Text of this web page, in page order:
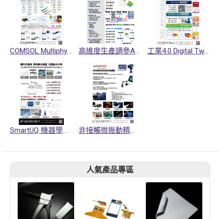
COMSOL Multiphysics多物理量耦合模擬軟體 高維度生產調參AI DOE分析平台 工業4.0 Digital Twin驗證模擬架構
SmartUQ 機器學習和不確定性量化分析軟體 非接觸微振動精密量測儀Optomet
人氣產品專區